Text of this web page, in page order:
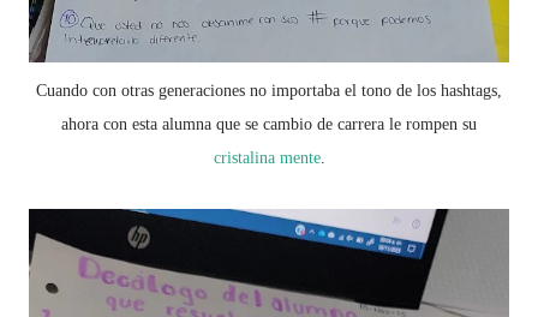
Cuando con otras generaciones no importaba el tono de los hashtags,
ahora con esta alumna que se cambio de carrera le rompen su
cristalina mente.